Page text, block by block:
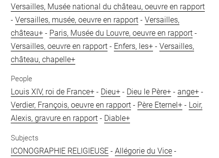
Versailles, Musée national du château, oeuvre en rapport
-Versailles, musée, oeuvre en rapport -Versailles,
château+ - Paris, Musée du Louvre, oeuvre en rapport -
Versailles, oeuvre en rapport - Enfers, les+ -Versailles,
château, chapelle+
People
Louis XIV, roi de France+ - Dieu+ - Dieu le Père+ -ange+ -
Verdier, François, oeuvre en rapport - Père Eternel+ - Loir,
Alexis, gravure en rapport - Diable+
Subjects
ICONOGRAPHIE RELIGIEUSE -Allégorie du Vice -